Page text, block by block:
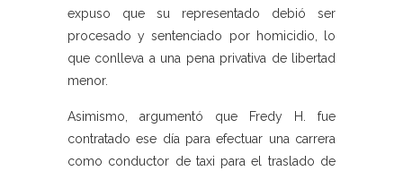
expuso que su representado debió ser
procesado y sentenciado por homicidio, lo
que conlleva a una pena privativa de libertad
menor.
Asimismo, argumentó que Fredy H. fue
contratado ese día para efectuar una carrera
como conductor de taxi para el traslado de